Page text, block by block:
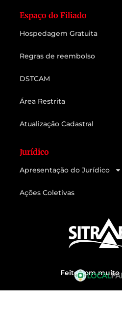
Espaço do Filiado
Hospedagem Gratuita
Regras de reembolso
DSTCAM
Área Restrita
Atualização Cadastral
Jurídico
Apresentação do Jurídico
Ações Coletivas
Feito com muito